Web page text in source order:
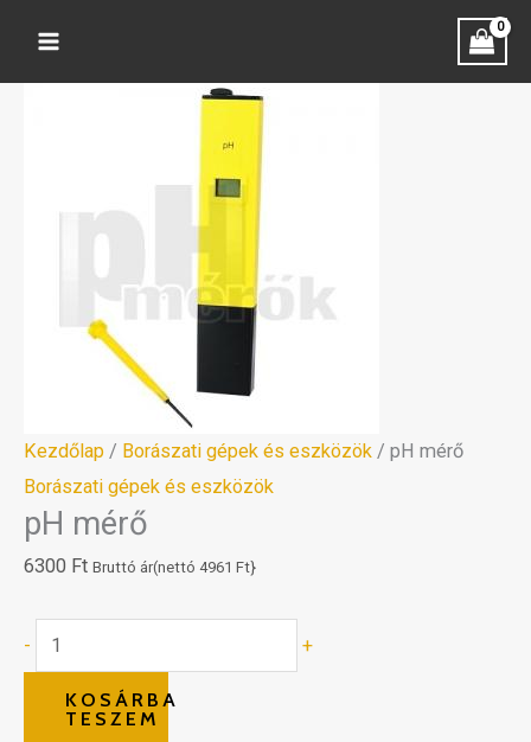
content
Kezdőlap / Borászati gépek és eszközök / pH mérő
Borászati gépek és eszközök
pH mérő
6300 Ft Bruttó ár(nettó 4961 Ft}
- +
KOSÁRBA
TESZEM